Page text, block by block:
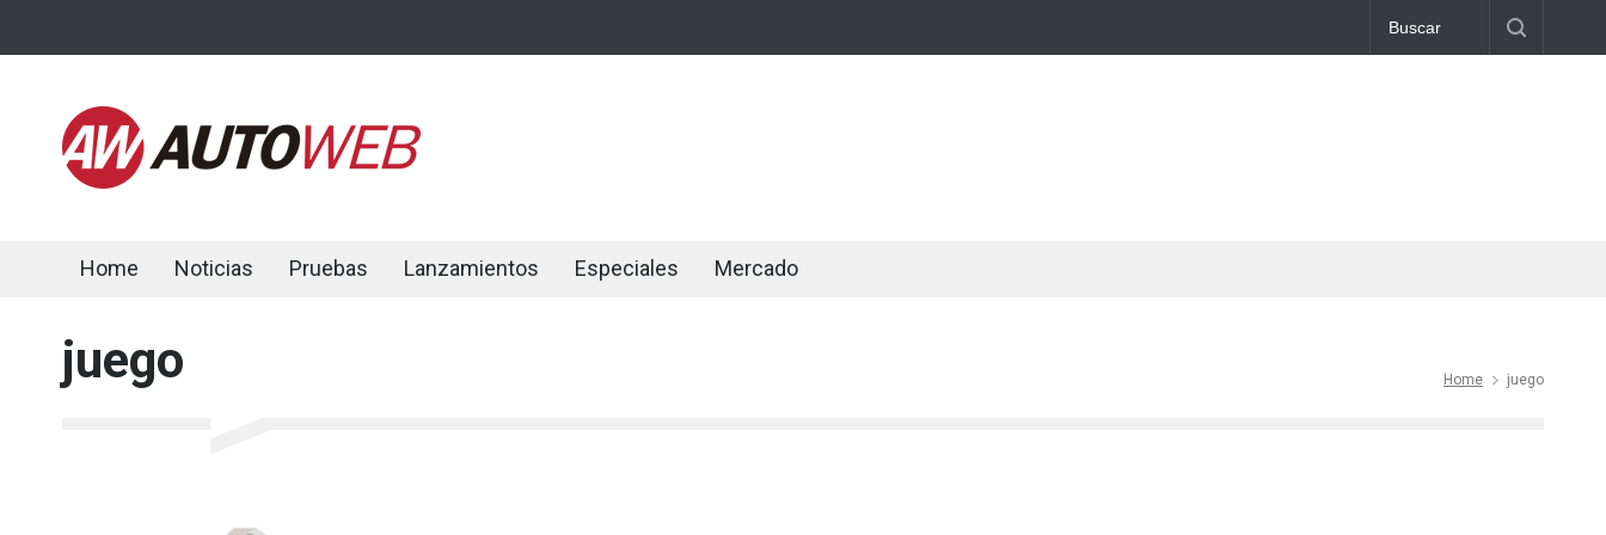
Home Noticias Pruebas Lanzamientos Especiales Mercado
juego Home juego